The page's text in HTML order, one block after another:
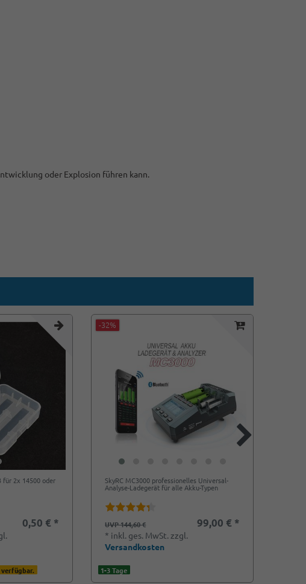
oder Explosion führen kann.
für 2x 14500 oder
0,50 € *
-32%
SkyRC MC3000 professionelles Universal-
Analyse-Ladegerät für alle Akku-Typen
UVP 144,60 € 99,00 € *
* inkl. ges. MwSt. zzgl.
Versandkosten
1-3 Tage